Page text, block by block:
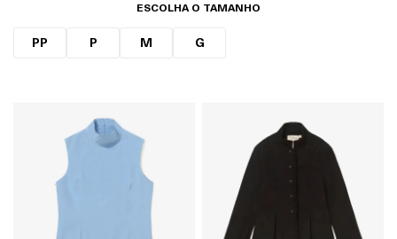
ESCOLHA O TAMANHO
PP P M G